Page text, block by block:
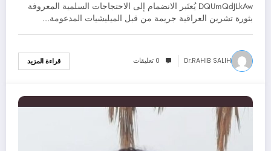
DQUmQdJLkAw يُعتَبر الانضمام إلى الاحتجاجات السلمية المعروفة
بثورة تشرين العراقية جريمة من قبل الميليشيات المدعومة…
Dr.RAHIB SALIH 0 تعليقات قراءة المزيد
22/12/2021